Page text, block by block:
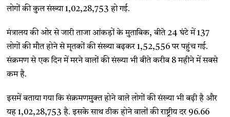
लोगों की कुल संख्या 1,02,28,753 हो गई.
मंत्रालय की ओर से जारी ताजा आंकड़ों के मुताबिक, बीते 24 घंटे में 137
लोगों की मौत होने से मृतकों की संख्या बढ़कर 1,52,556 पर पहुंच गई.
संक्रमण से एक दिन में मरने वालों की संख्या भी बीते करीब 8 महीने में सबसे
कम है.
इसमें बताया गया कि संक्रमणमुक्त होने वाले लोगों की संख्या भी बढ़ी है और
यह 1,02,28,753 है. इसके साथ ठीक होने वालों की राष्ट्रीय दर 96.66